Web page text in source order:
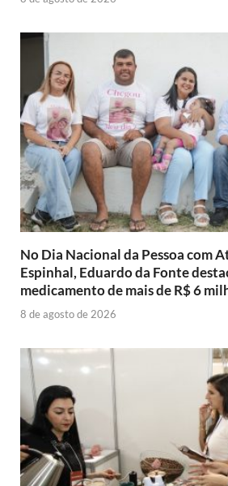
No Dia Nacional da Pessoa com
Espinhal, Eduardo da Fonte
medicamento de mais de R$ 6
8 de agosto de 2026